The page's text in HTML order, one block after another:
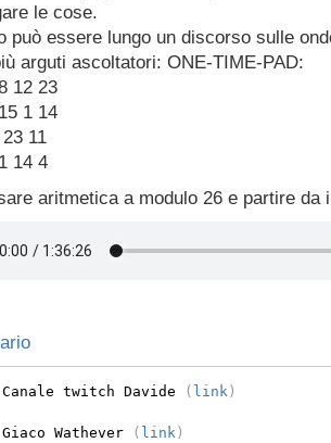
le cose.
può essere lungo un discorso sulle
arguti ascoltatori: ONE-TIME-PAD:
12 23
1 14
11
14 4
aritmetica a modulo 26 e partire da
Canale twitch Davide ( link )
Giaco Wathever ( link )